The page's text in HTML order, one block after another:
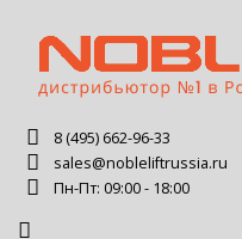
8 (495) 662-96-33
sales@nobleliftrussia.ru
Пн-Пт: 09:00 - 18:00